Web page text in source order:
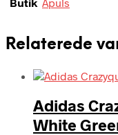
Relaterede
Adidas
White